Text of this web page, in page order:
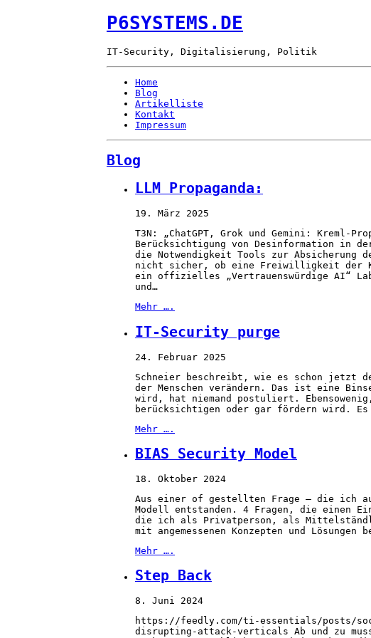
P6SYSTEMS.DE
IT-Security, Digitalisierung, Politik
Home
Blog
Artikelliste
Kontakt
Impressum
Blog
LLM Propaganda:
19. März 2025
T3N: „ChatGPT, Grok und Gemini: Kreml-
Berücksichtigung von Desinformation in
die Notwendigkeit Tools zur Absicherung
nicht sicher, ob eine Freiwilligkeit der
ein offizielles „Vertrauenswürdige AI“
und…
Mehr ….
IT-Security purge
24. Februar 2025
Schneier beschreibt, wie es schon jetzt
der Menschen verändern. Das ist eine
wird, hat niemand postuliert.
berücksichtigen oder gar fördern wird.
Mehr ….
BIAS Security Model
18. Oktober 2024
Aus einer of gestellten Frage – die ich
Modell entstanden. 4 Fragen, die einen
die ich als Privatperson, als
mit angemessenen Konzepten und
Mehr ….
Step Back
8. Juni 2024
https://feedly.com/ti-essentials/posts/
disrupting-attack-verticals Ab und zu